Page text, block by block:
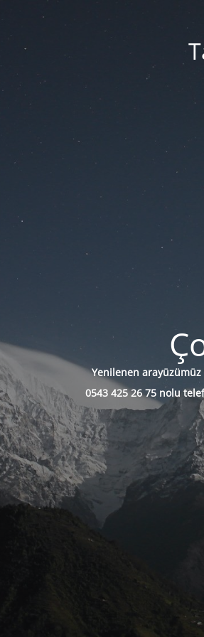
Yenilenen arayüzümüz
0543 425 26 75 nolu